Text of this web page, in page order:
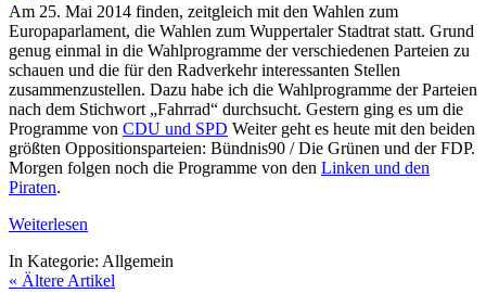
Am 25. Mai 2014 finden, zeitgleich mit den Wahlen zum
Europaparlament, die Wahlen zum Wuppertaler Stadtrat statt. Grund
genug einmal in die Wahlprogramme der verschiedenen Parteien zu
schauen und die für den Radverkehr interessanten Stellen
zusammenzustellen. Dazu habe ich die Wahlprogramme der Parteien
nach dem Stichwort „Fahrrad“ durchsucht. Gestern ging es um die
Programme von CDU und SPD Weiter geht es heute mit den beiden
größten Oppositionsparteien: Bündnis90 / Die Grünen und der FDP.
Morgen folgen noch die Programme von den Linken und den
Piraten.
Weiterlesen
In Kategorie: Allgemein
« Ältere Artikel